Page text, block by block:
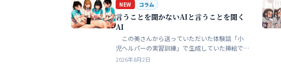
NEW コラム
言うことを聞かないAIと言うことを聞く
AI
この美さんから送っていただいた体験談「小
児ヘルパーの実習訓練」で生成していた挿絵で
ある。AIというのは、どうしても細部が苦手でト
2026年8月2日